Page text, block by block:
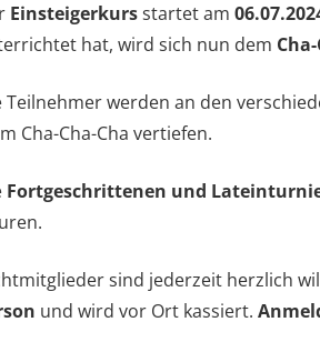
Einsteigerkursstartet am
hat, wird sich nun dem
Teilnehmer werden an den
Cha-Cha-Cha vertiefen.
Fortgeschrittenen und
sind jederzeit herzlich
und wird vor Ort kassiert.